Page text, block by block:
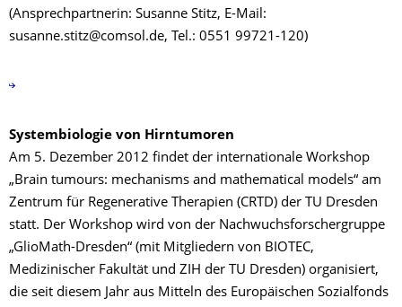
(Ansprechpartnerin: Susanne Stitz, E-Mail:
susanne.stitz@comsol.de, Tel.: 0551 99721-120)
Systembiologie von Hirntumoren
Am 5. Dezember 2012 findet der internationale Workshop
„Brain tumours: mechanisms and mathematical models“ am
Zentrum für Regenerative Therapien (CRTD) der TU Dresden
statt. Der Workshop wird von der Nachwuchsforschergruppe
„GlioMath-Dresden“ (mit Mitgliedern von BIOTEC,
Medizinischer Fakultät und ZIH der TU Dresden) organisiert,
die seit diesem Jahr aus Mitteln des Europäischen Sozialfonds